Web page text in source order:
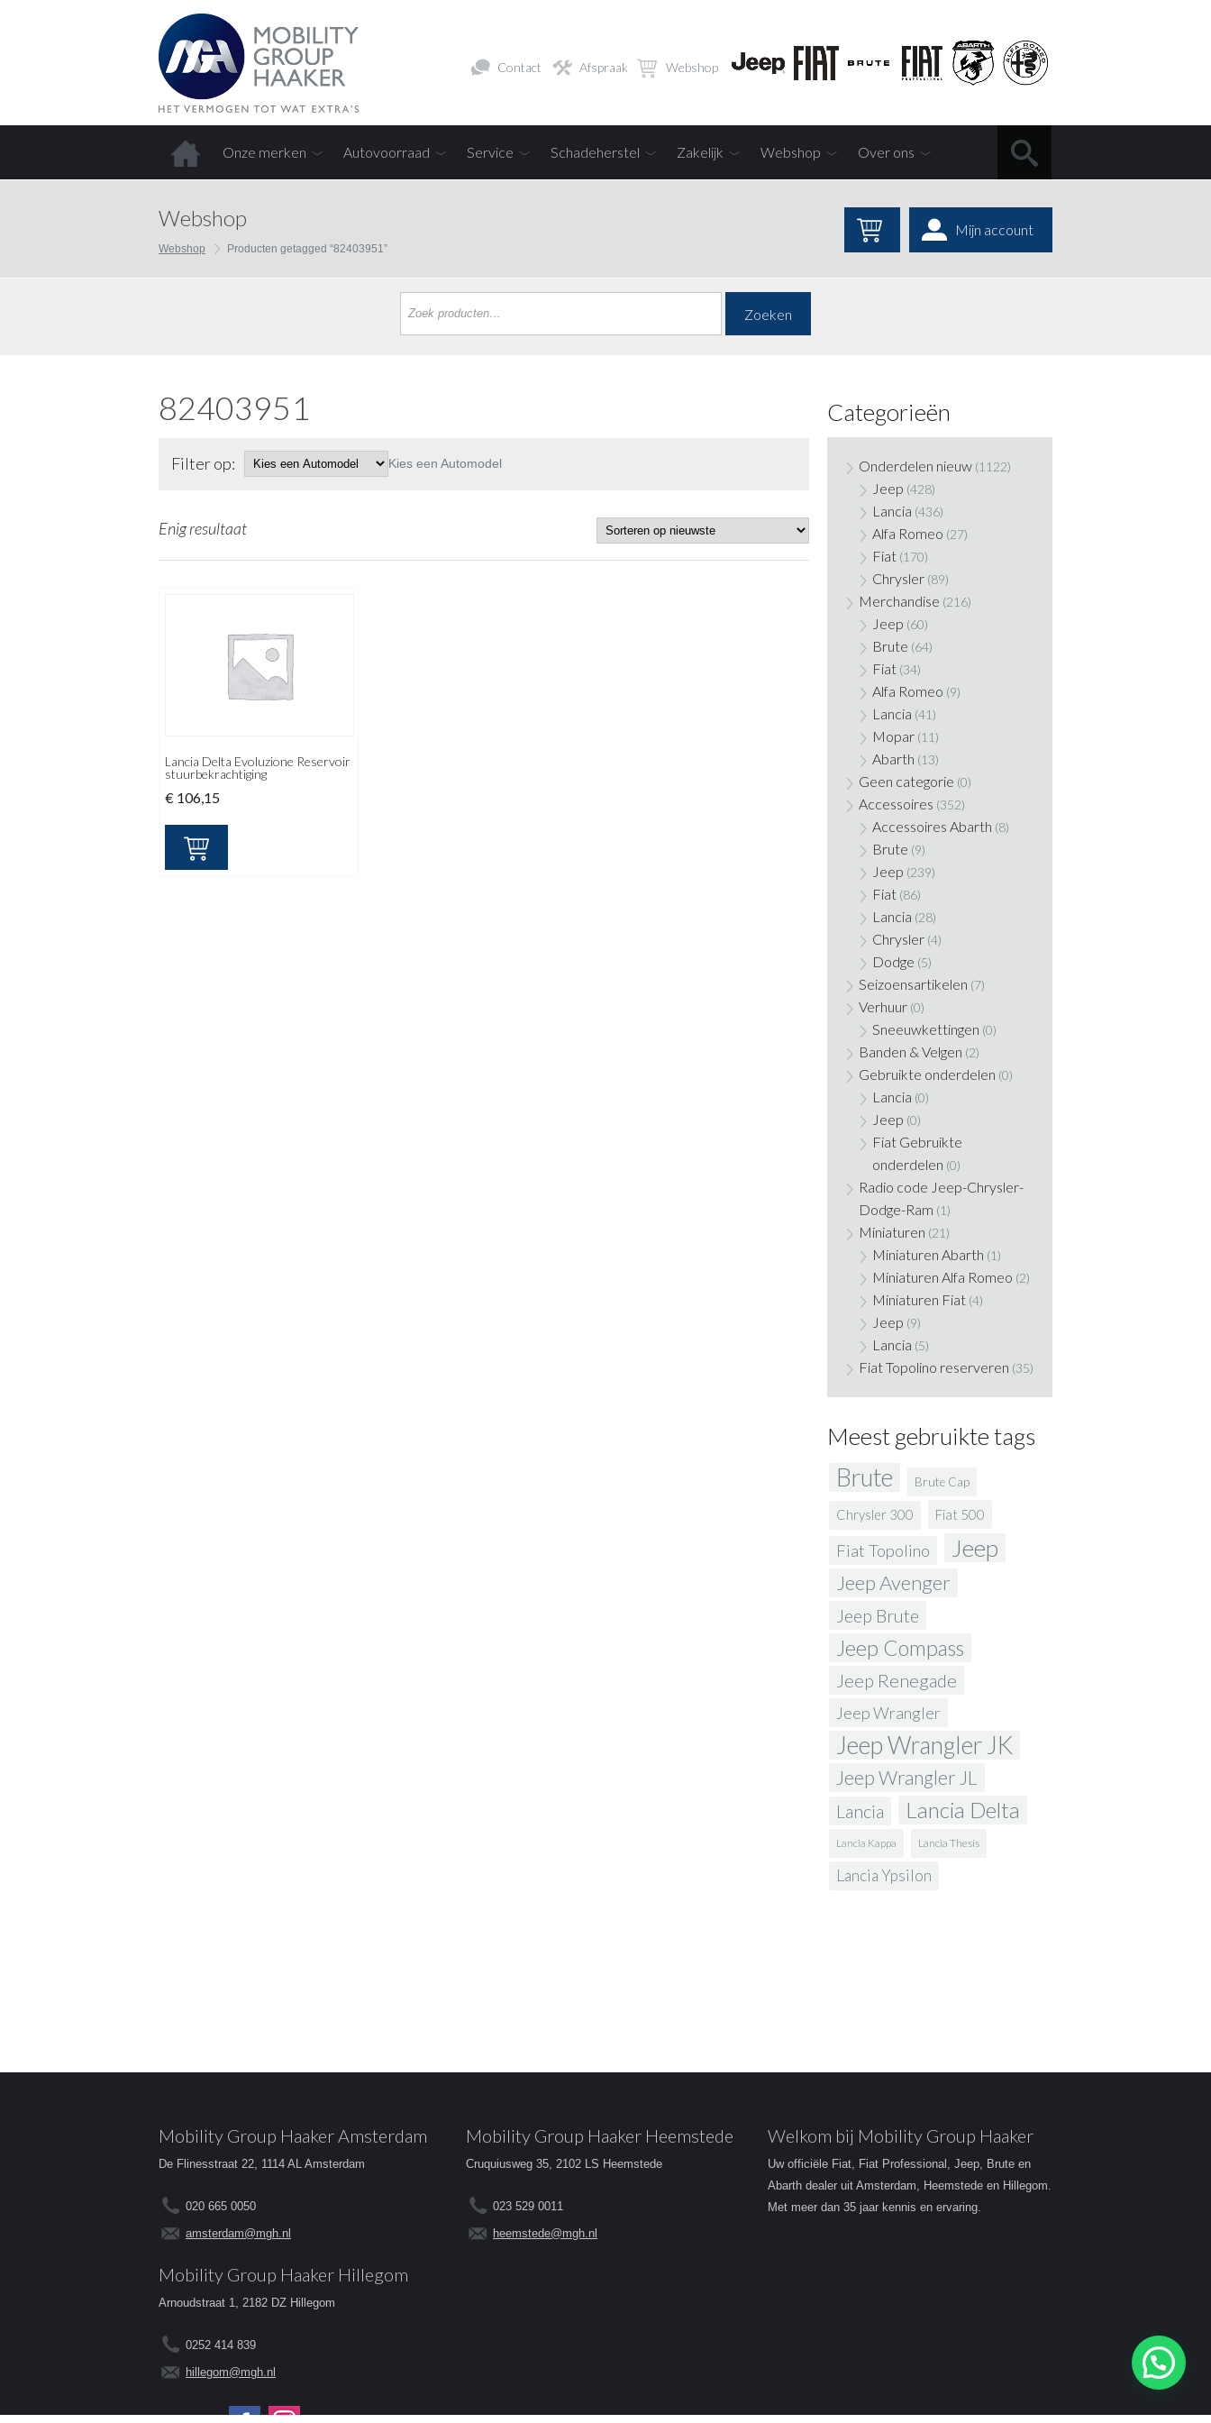
Contact Afspraak Webshop
Onze merken Autovoorraad Service Schadeherstel Zakelijk Webshop Over ons
Webshop
Webshop Producten getagged “82403951”
Mijn account
Zoeken
82403951
Filter op: Kies een Automodel
Enig resultaat
Lancia Delta Evoluzione Reservoir
stuurbekrachtiging
€ 106,15
Categorieën
Onderdelen nieuw (1122)
Jeep (428)
Lancia (436)
Alfa Romeo (27)
Fiat (170)
Chrysler (89)
Merchandise (216)
Jeep (60)
Brute (64)
Fiat (34)
Alfa Romeo (9)
Lancia (41)
Mopar (11)
Abarth (13)
Geen categorie (0)
Accessoires (352)
Accessoires Abarth (8)
Brute (9)
Jeep (239)
Fiat (86)
Lancia (28)
Chrysler (4)
Dodge (5)
Seizoensartikelen (7)
Verhuur (0)
Sneeuwkettingen (0)
Banden & Velgen (2)
Gebruikte onderdelen (0)
Lancia (0)
Jeep (0)
Fiat Gebruikte
onderdelen (0)
Radio code Jeep-Chrysler-
Dodge-Ram (1)
Miniaturen (21)
Miniaturen Abarth (1)
Miniaturen Alfa Romeo (2)
Miniaturen Fiat (4)
Jeep (9)
Lancia (5)
Fiat Topolino reserveren (35)
Meest gebruikte tags
Brute Brute Cap
Chrysler 300 Fiat 500
Fiat Topolino Jeep
Jeep Avenger
Jeep Brute
Jeep Compass
Jeep Renegade
Jeep Wrangler
Jeep Wrangler JK
Jeep Wrangler JL
Lancia Lancia Delta
Lancia Kappa Lancia Thesis
Lancia Ypsilon
Mobility Group Haaker Amsterdam
De Flinesstraat 22, 1114 AL Amsterdam
020 665 0050
amsterdam@mgh.nl
Mobility Group Haaker Heemstede
Cruquiusweg 35, 2102 LS Heemstede
023 529 0011
heemstede@mgh.nl
Mobility Group Haaker Hillegom
Arnoudstraat 1, 2182 DZ Hillegom
0252 414 839
hillegom@mgh.nl
Volg ons op:
Welkom bij Mobility Group Haaker
Uw officiële Fiat, Fiat Professional, Jeep, Brute en
Abarth dealer uit Amsterdam, Heemstede en Hillegom.
Met meer dan 35 jaar kennis en ervaring.